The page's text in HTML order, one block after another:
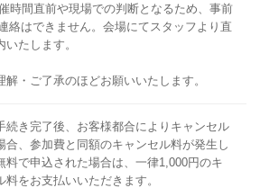
間直前や現場での判断となるため、事前
絡はできません。会場にてスタッフより直
いたします。
解・ご了承のほどお願いいたします。
続き完了後、お客様都合によりキャンセル
合、参加費と同額のキャンセル料が発生し
料で申込された場合は、一律1,000円のキ
料をお支払いいただきます。